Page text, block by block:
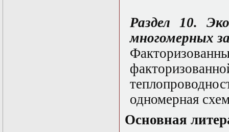
Раздел 10.
многомерных
одномерная
Основная